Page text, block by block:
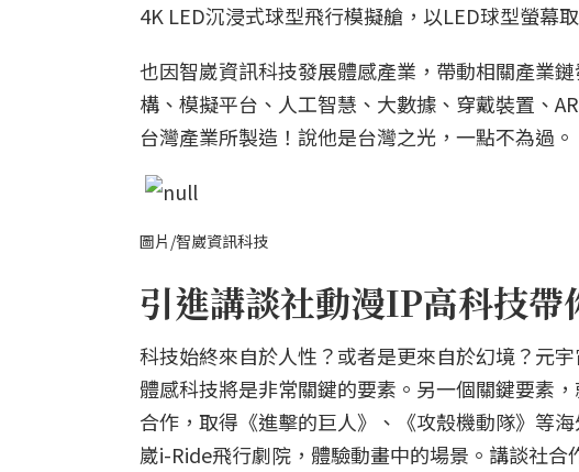
4K LED沉浸式球型飛行模擬艙，以LED球型螢幕
也因智崴資訊科技發展體感產業，帶動相關產業
構、模擬平台、人工智慧、大數據、穿戴裝置、
台灣產業所製造！說他是台灣之光，一點不為過。
圖片/智崴資訊科技
引進講談社動漫IP高科技帶
科技始終來自於人性？或者是更來自於幻境？元
體感科技將是非常關鍵的要素。另一個關鍵要素
合作，取得《進擊的巨人》、《攻殼機動隊》等
崴i-Ride飛行劇院，體驗動畫中的場景。講談社